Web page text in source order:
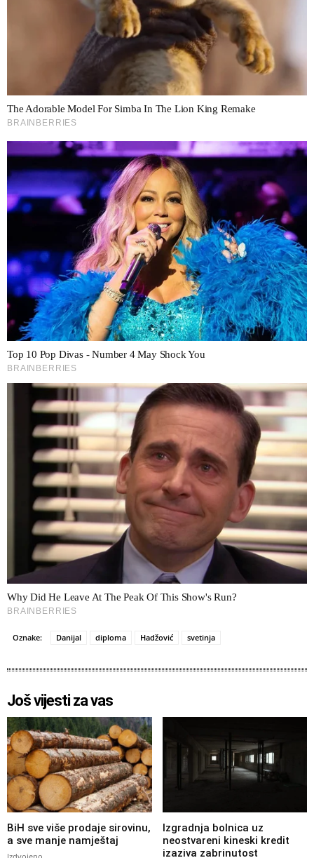
Oznake: Danijal diploma Hadžović svetinja
Još vijesti za vas
BiH sve više prodaje sirovinu,
a sve manje namještaj
Izgradnja bolnica uz
neostvareni kineski kredit
izaziva zabrinutost